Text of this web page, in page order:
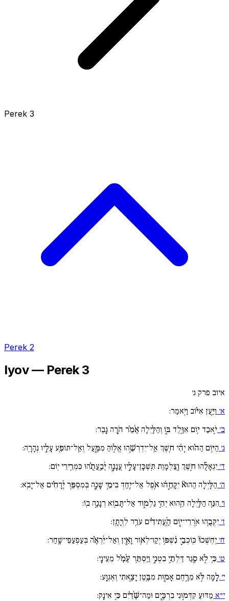
Perek 3
Perek 2
Iyov — Perek 3
איוב פרק ג׳
א׳ וַיַּ֥עַן אִיּ֗וֹב וַיֹּֽאמַר:
ב׳ יֹ֣אבַד י֖וֹם אִוָּ֣לֶד בּ֑וֹ וְהַלַּ֥יְלָה אָ֜מַ֗ר הֹ֣רָה גָֽבֶר:
ג׳ הַיּ֥וֹם הַה֗וּא יְֽהִ֫י ח֥שֶׁךְ אַֽל־יִדְרְשֵׁ֣הוּ אֱל֣וֹהַּ מִמָּ֑עַל וְאַֽל־תּוֹפַ֖ע עָלָ֣יו נְהָרָֽה:
ד׳ יִגְאָלֻ֡הוּ ח֣שֶׁךְ וְ֖צַלְמָוֶת תִּֽשְׁכָּן־עָלָ֣יו עֲנָנָ֑ה יְ֜בַֽעֲתֻ֗הוּ כִּמְרִ֥ירֵי יֽוֹם:
ה׳ הַלַּ֥יְלָה הַהוּא֘ יִקָּחֵ֪ה֫וּ אֹ֥פֶל אַל־יִ֖חַדְּ בִּימֵ֣י שָׁנָ֑ה בְּמִסְפַּ֥ר יְ֜רָחִ֗ים אַל־יָבֹֽא:
ו׳ הִנֵּ֚ה הַלַּ֣יְלָה הַ֖הוּא יְהִ֣י גַלְמ֑וּד אַל־תָּב֖וֹא רְנָנָ֣ה בֽוֹ:
ז׳ יִקְּבֻ֥הוּ אֹֽרְרֵי־י֑וֹם הָֽ֜עֲתִידִ֗ים עֹרֵ֥ר לִוְיָתָֽן:
ח׳ יֶחְשְׁכוּ֘ כּֽוֹכְבֵ֪י נִ֫שְׁפּ֥וֹ יְקַו־לְא֥וֹר וָאַ֑יִן וְאַל־יִ֜רְאֶ֗ה בְּעַפְעַפֵּי־שָֽׁחַר:
ט׳ כִּ֚י לֹ֣א סָ֖גַר דַּלְתֵ֣י בִטְנִ֑י וַיַּסְתֵּ֥ר עָ֜מָ֗ל מֵעֵינָֽי:
י׳ לָ֚מָּה לֹּ֣א מֵרֶ֣חֶם אָמ֑וּת מִבֶּ֖טֶן יָצָ֣אתִי וְאֶגְוָֽע:
י״א מַדּוּעַ קִדְּמ֣וּנִי בִרְכָּ֑יִם וּמַה־שָּׁ֜דַ֗יִם כִּ֣י אִינָֽק: